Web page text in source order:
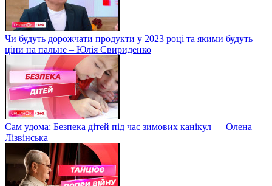
Чи будуть дорожчати продукти у 2023 році та якими будуть
ціни на пальне – Юлія Свириденко
Сам удома: Безпека дітей під час зимових канікул — Олена
Лізвінська